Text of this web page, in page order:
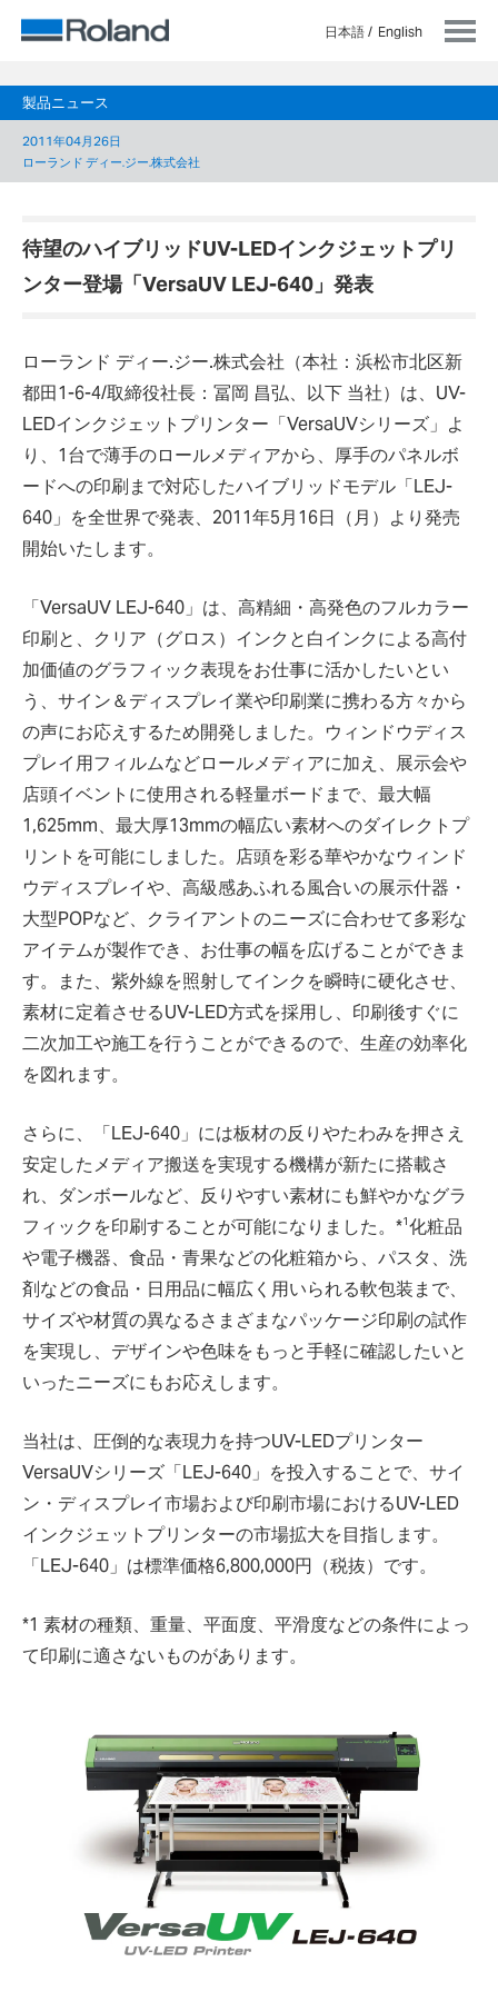
日本語 English
製品ニュース
2011年04月26日
ローランド ディー.ジー.株式会社
待望のハイブリッドUV-LEDインクジェットプリ
ンター登場「VersaUV LEJ-640」発表
ローランド ディー.ジー.株式会社（本社：浜松市北区新
都田1-6-4/取締役社長：冨岡 昌弘、以下 当社）は、UV-
LEDインクジェットプリンター「VersaUVシリーズ」よ
り、1台で薄手のロールメディアから、厚手のパネルボ
ードへの印刷まで対応したハイブリッドモデル「LEJ-
640」を全世界で発表、2011年5月16日（月）より発売
開始いたします。
「VersaUV LEJ-640」は、高精細・高発色のフルカラー
印刷と、クリア（グロス）インクと白インクによる高付
加価値のグラフィック表現をお仕事に活かしたいとい
う、サイン＆ディスプレイ業や印刷業に携わる方々から
の声にお応えするため開発しました。ウィンドウディス
プレイ用フィルムなどロールメディアに加え、展示会や
店頭イベントに使用される軽量ボードまで、最大幅
1,625mm、最大厚13mmの幅広い素材へのダイレクトプ
リントを可能にしました。店頭を彩る華やかなウィンド
ウディスプレイや、高級感あふれる風合いの展示什器・
大型POPなど、クライアントのニーズに合わせて多彩な
アイテムが製作でき、お仕事の幅を広げることができま
す。また、紫外線を照射してインクを瞬時に硬化させ、
素材に定着させるUV-LED方式を採用し、印刷後すぐに
二次加工や施工を行うことができるので、生産の効率化
を図れます。
さらに、「LEJ-640」には板材の反りやたわみを押さえ
安定したメディア搬送を実現する機構が新たに搭載さ
れ、ダンボールなど、反りやすい素材にも鮮やかなグラ
フィックを印刷することが可能になりました。*1化粧品
や電子機器、食品・青果などの化粧箱から、パスタ、洗
剤などの食品・日用品に幅広く用いられる軟包装まで、
サイズや材質の異なるさまざまなパッケージ印刷の試作
を実現し、デザインや色味をもっと手軽に確認したいと
いったニーズにもお応えします。
当社は、圧倒的な表現力を持つUV-LEDプリンター
VersaUVシリーズ「LEJ-640」を投入することで、サイ
ン・ディスプレイ市場および印刷市場におけるUV-LED
インクジェットプリンターの市場拡大を目指します。
「LEJ-640」は標準価格6,800,000円（税抜）です。
*1 素材の種類、重量、平面度、平滑度などの条件によっ
て印刷に適さないものがあります。